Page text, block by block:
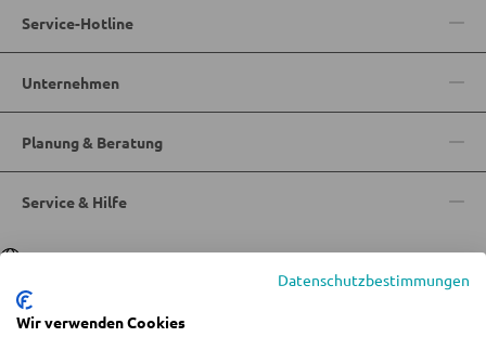
WOHNWÄNDE
TV-MÖBEL
Service-Hotline
Unternehmen
Planung & Beratung
Service & Hilfe
SpracheDeutsch|Italiano
Datenschutzbestimmungen
Wir verwenden Cookies